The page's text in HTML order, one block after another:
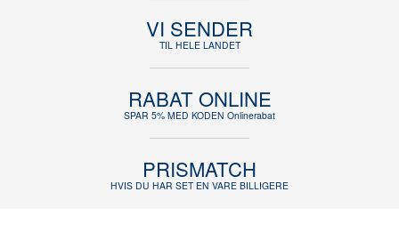
VI SENDER
TIL HELE LANDET
RABAT ONLINE
SPAR 5% MED KODEN Onlinerabat
PRISMATCH
HVIS DU HAR SET EN VARE BILLIGERE